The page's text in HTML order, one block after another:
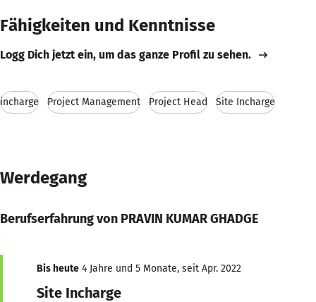
Fähigkeiten und Kenntnisse
Logg Dich jetzt ein, um das ganze Profil zu sehen.
incharge Project Management Project Head Site Incharge
Werdegang
Berufserfahrung von PRAVIN KUMAR GHADGE
Bis heute 4 Jahre und 5 Monate, seit Apr. 2022
Site Incharge